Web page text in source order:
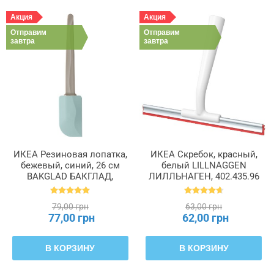
Акция
Отправим
завтра
ИКЕА Резиновая лопатка,
бежевый, синий, 26 см
BAKGLAD БАКГЛАД,
204.855.48
79,00 грн
77,00 грн
В КОРЗИНУ
Акция
Отправим
завтра
ИКЕА Скребок, красный,
белый LILLNAGGEN
ЛИЛЛЬНАГЕН, 402.435.96
63,00 грн
62,00 грн
В КОРЗИНУ